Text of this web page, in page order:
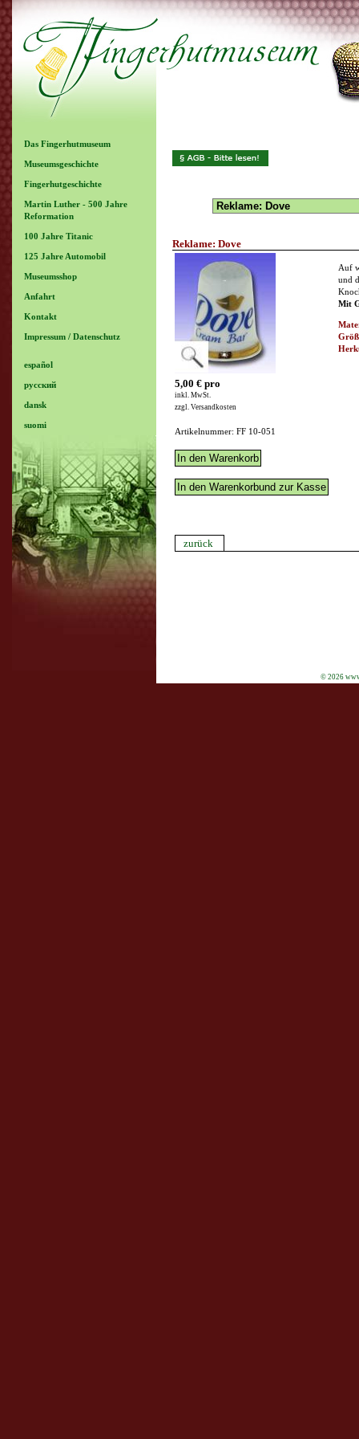
Das Fingerhutmuseum
Museumsgeschichte
Fingerhutgeschichte
Martin Luther - 500 Jahre
Reformation
100 Jahre Titanic
125 Jahre Automobil
Museumsshop
Anfahrt
Kontakt
Impressum / Datenschutz
español
русский
dansk
suomi
Reklame: Dove
5,00 € pro
inkl. MwSt.
zzgl. Versandkosten
Artikelnummer: FF 10-051
Auf
und
Mit
zurück
© 2026